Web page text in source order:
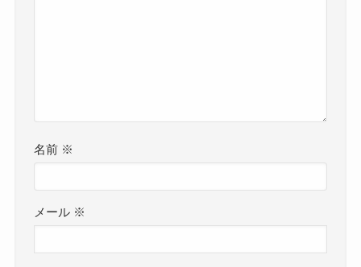
名前 ※
メール ※